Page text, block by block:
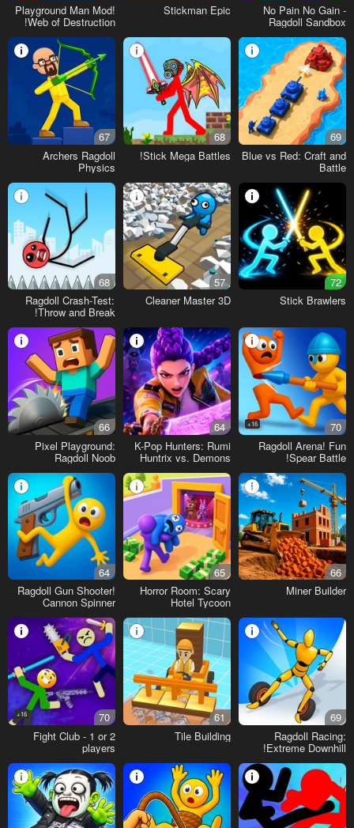
No Pain No Gain -
Ragdoll Sandbox
Stickman Epic
Playground Man Mod!
Web of Destruction!
69
Blue vs Red: Craft and
Battle
68
Stick Mega Battles!
67
Archers Ragdoll
Physics
72
Stick Brawlers
57
Cleaner Master 3D
68
Ragdoll Crash-Test:
Throw and Break!
70
16+
Ragdoll Arena! Fun
Spear Battle!
64
K-Pop Hunters: Rumi
Huntrix vs. Demons
66
Pixel Playground:
Ragdoll Noob
66
Miner Builder
65
Horror Room: Scary
Hotel Tycoon
64
Ragdoll Gun Shooter!
Cannon Spinner
Playground
69
Ragdoll Racing:
Extreme Downhill!
61
Tile Building
70
16+
Fight Club - 1 or 2
players